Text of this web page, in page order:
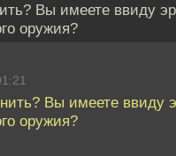
Вы имеете ввиду
оружия?
Вы имеете ввиду
оружия?